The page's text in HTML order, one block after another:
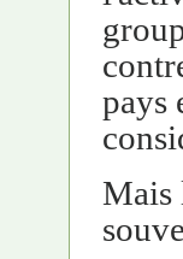
pays
Mais